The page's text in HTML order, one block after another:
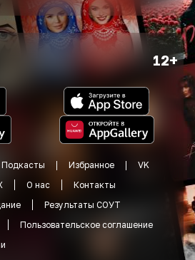
12+
Подкасты Избранное
VK
О нас
Контакты
Результаты СОУТ
Пользовательское соглашение